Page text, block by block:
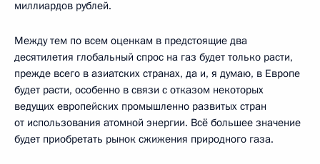
миллиардов рублей.
Между тем по всем оценкам в предстоящие два
десятилетия глобальный спрос на газ будет только расти,
прежде всего в азиатских странах, да и, я думаю, в Европе
будет расти, особенно в связи с отказом некоторых
ведущих европейских промышленно развитых стран
от использования атомной энергии. Всё большее значение
будет приобретать рынок сжижения природного газа.